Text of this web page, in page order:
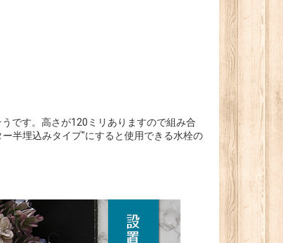
です。高さが120ミリありますので組み合
半埋込みタイプ"にすると使用できる水栓の